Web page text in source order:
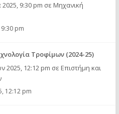
9:30 pm σε Μηχανική
pm
Τροφίμων (2024-25)
2025, 12:12 pm σε Επιστήμη και
12:12 pm